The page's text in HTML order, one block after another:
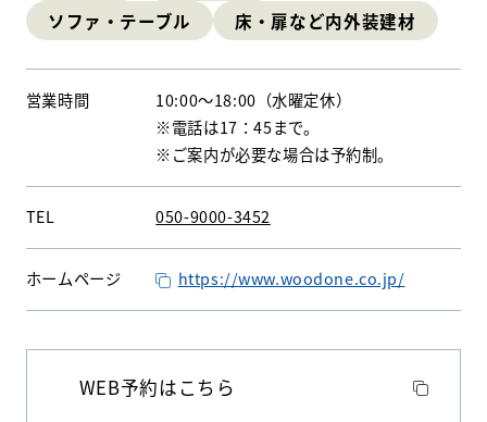
HDC神戸
大阪
ウェルビーみのお
HDC BOX
HDCジャーナル
ソファ・テーブル
床・扉など内外装建材
営業時間 10:00〜18:00 （水曜定休）
※電話は17：45まで。
※ご案内が必要な場合は予約制。
TEL 050-9000-3452
ホームページ https://www.woodone.co.jp/
WEB予約はこちら